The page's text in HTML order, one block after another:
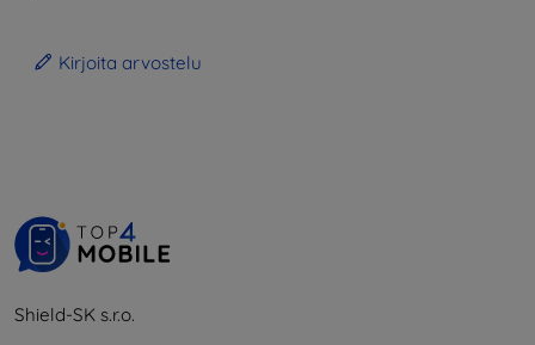
Kirjoita arvostelu
Shield-SK s.r.o.